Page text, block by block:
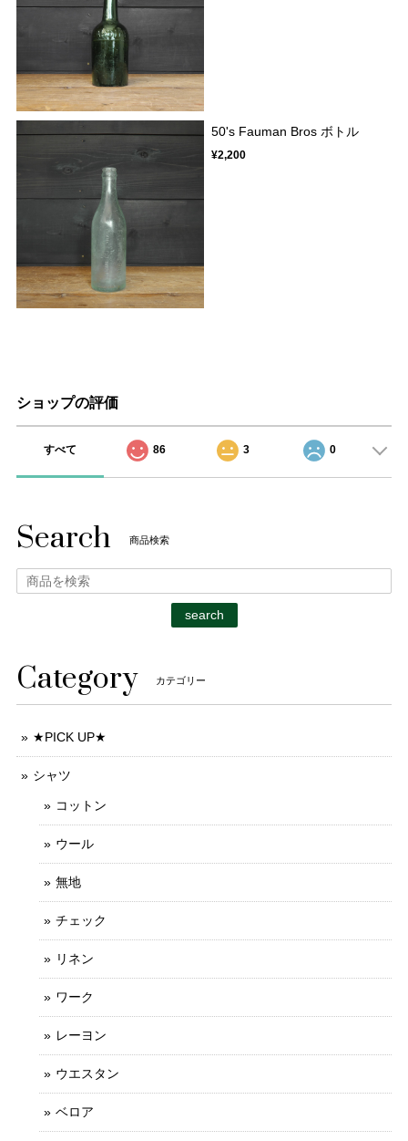
50's Fauman Bros ボトル
¥2,200
ショップの評価
すべて 86 3 0
Search 商品検索
search
Category カテゴリー
★PICK UP★
シャツ
コットン
ウール
無地
チェック
リネン
ワーク
レーヨン
ウエスタン
ベロア